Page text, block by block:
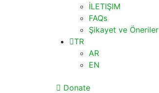
İLETIŞIM
FAQs
Şikayet ve Öneriler
TR
AR
EN
Donate